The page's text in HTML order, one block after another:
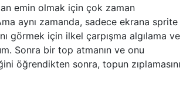
emin olmak için çok zaman
aynı zamanda, sadece ekrana sprite
görmek için ilkel çarpışma algılama ve
Sonra bir top atmanın ve onu
öğrendikten sonra, topun zıplamasını